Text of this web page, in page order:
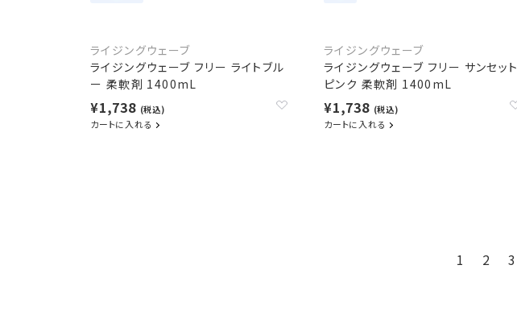
ライジングウェーブ
ライジングウェーブ フリー ライトブル
ー 柔軟剤 1400mL
¥1,738 (税込)
カートに入れる
ライジングウェーブ
ライジングウェーブ フリー サンセット
ピンク 柔軟剤 1400mL
¥1,738 (税込)
カートに入れる
1 2 3